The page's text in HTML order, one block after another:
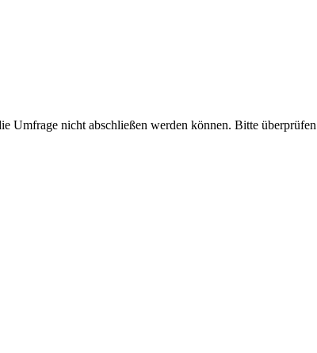
Umfrage nicht abschließen werden können. Bitte